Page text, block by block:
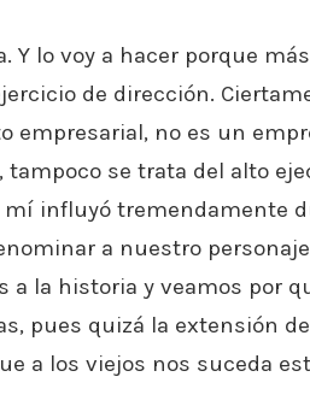
Y lo voy a hacer porque
de dirección.
empresarial, no es un
se trata del alto
mí influyó tremendamente
a nuestro
a la historia y veamos por
pues quizá la extensión
a los viejos nos suceda